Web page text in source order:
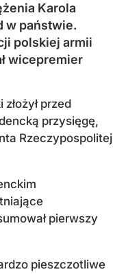
Karola
w państwie.
polskiej armii
wicepremier
przed
przysięgę,
Rzeczypospolitej
pierwszy
pieszczotliwe